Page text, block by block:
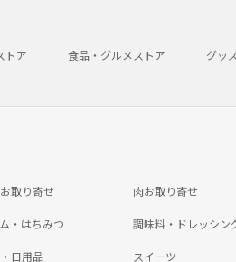
トア 食品・グルメストア グッ
取り寄せ 肉お取り寄せ
・はちみつ 調味料・ドレッシン
日用品 スイーツ